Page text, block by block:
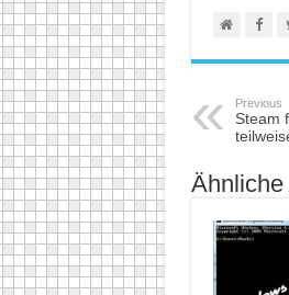
Previous
Steam
Ähnliche